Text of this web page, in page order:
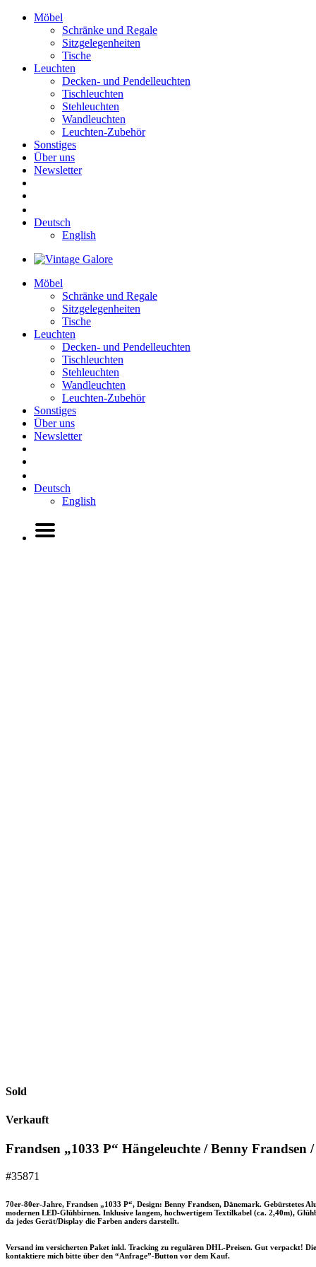
Möbel
Schränke und Regale
Sitzgelegenheiten
Tische
Leuchten
Decken- und Pendelleuchten
Tischleuchten
Stehleuchten
Wandleuchten
Leuchten-Zubehör
Sonstiges
Über uns
Newsletter
Deutsch
English
Möbel
Schränke und Regale
Sitzgelegenheiten
Tische
Leuchten
Decken- und Pendelleuchten
Tischleuchten
Stehleuchten
Wandleuchten
Leuchten-Zubehör
Sonstiges
Über uns
Newsletter
Deutsch
English
Sold
Verkauft
Frandsen „1033 P“ Hängeleuchte / Benny
#35871
70er-80er-Jahre, Frandsen „1033 P“, Design: Benny Frandsen, Dänemark. Gebürstetes
modernen LED-Glühbirnen. Inklusive langem, hochwertigem Textilkabel (ca. 2,40m),
da jedes Gerät/Display die Farben anders darstellt.
Versand im versicherten Paket inkl. Tracking zu regulären DHL-Preisen. Gut verpackt!
kontaktiere mich bitte über den “Anfrage”-Button vor dem Kauf.